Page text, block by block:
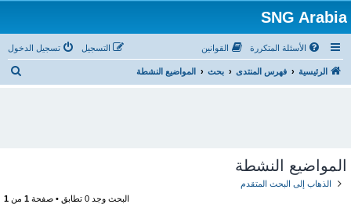
SNG Arabia
الأسئلة المتكررة القوانين تسجيل الدخول التسجيل
الرئيسية فهرس المنتدى بحث المواضيع النشطة
المواضيع النشطة
الذهاب إلى البحث المتقدم
البحث وجد 0 تطابق • صفحة
1 من 1